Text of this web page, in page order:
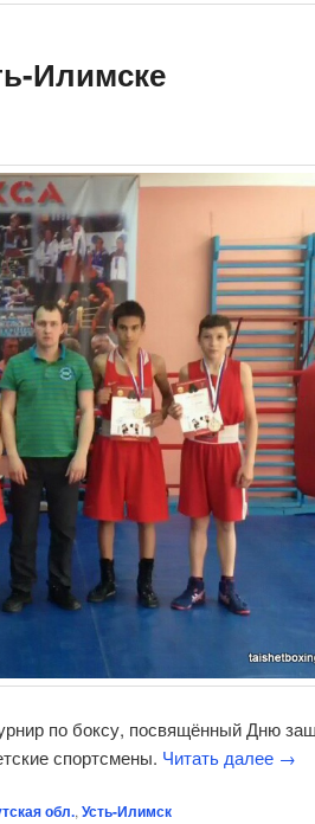
Илимске
по боксу, посвящённый Дню
спортсмены. Читать далее →
обл., Усть-Илимск